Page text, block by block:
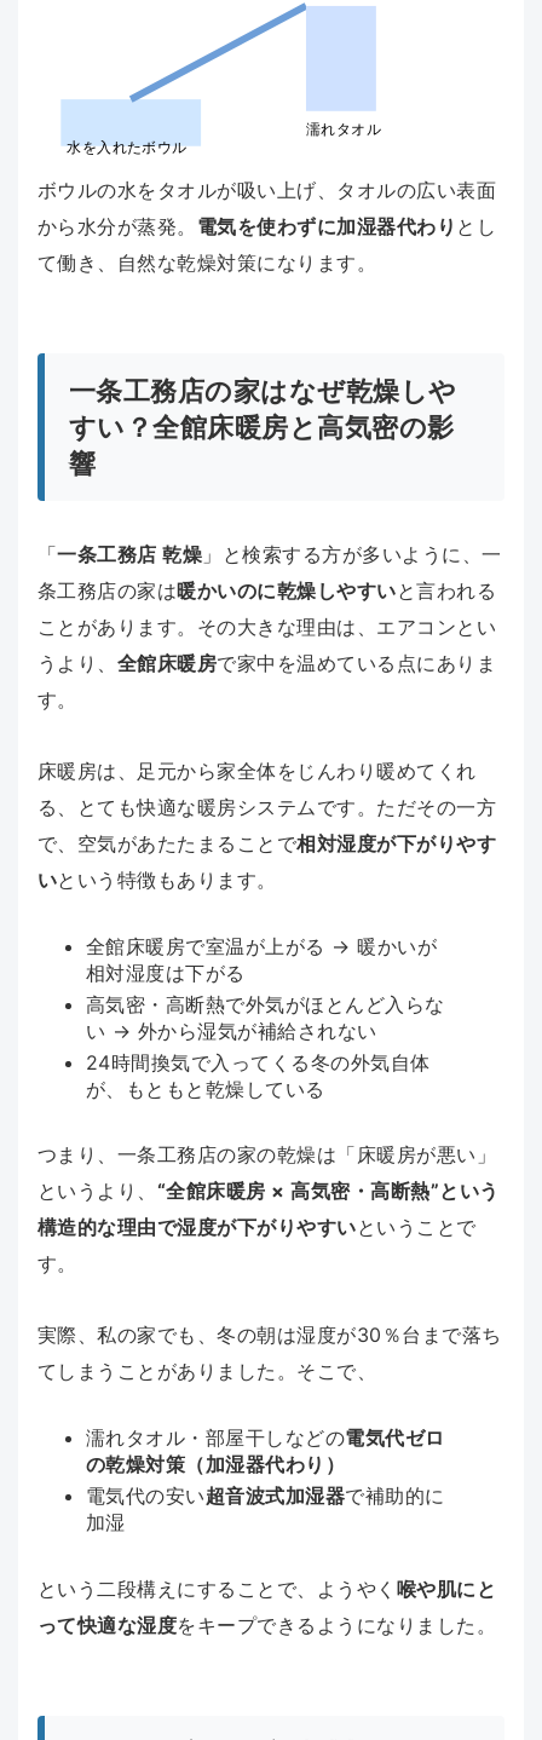
水を入れたボウル
濡れタオル
ボウルの水をタオルが吸い上げ、タオルの広い表面
から水分が蒸発。 電気を使わずに加湿器代わり とし
て働き、自然な乾燥対策になります。
一条工務店の家はなぜ乾燥しや
すい？全館床暖房と高気密の影
響
「一条工務店 乾燥 」と検索する方が多いように、一
条工務店の家は暖かいのに乾燥しやすいと言われる
ことがあります。その大きな理由は、エアコンとい
うより、 全館床暖房で家中を温めている点にありま
す。
床暖房は、足元から家全体をじんわり暖めてくれ
る、とても快適な暖房システムです。ただその一方
で、空気があたたまることで相対湿度が下がりやす
いという特徴もあります。
全館床暖房で室温が上がる → 暖かいが
相対湿度は下がる
高気密・高断熱で外気がほとんど入らな
い → 外から湿気が補給されない
24時間換気で入ってくる冬の外気自体
が、もともと乾燥している
つまり、一条工務店の家の乾燥は「床暖房が悪い」
というより、 “全館床暖房 × 高気密・高断熱”という
構造的な理由で湿度が下がりやすいということで
す。
実際、私の家でも、冬の朝は湿度が30％台まで落ち
てしまうことがありました。そこで、
濡れタオル・部屋干しなどの電気代ゼロ
の乾燥対策（加湿器代わり）
電気代の安い超音波式加湿器で補助的に
加湿
という二段構えにすることで、ようやく 喉や肌にと
って快適な湿度をキープできるようになりました。